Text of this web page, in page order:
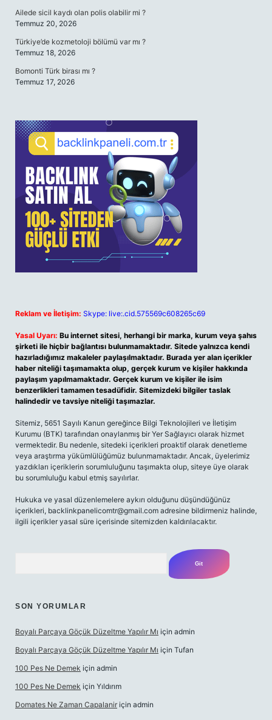
Ailede sicil kaydı olan polis olabilir mi ?
Temmuz 20, 2026
Türkiye’de kozmetoloji bölümü var mı ?
Temmuz 18, 2026
Bomonti Türk birası mı ?
Temmuz 17, 2026
Reklam ve İletişim: Skype: live:.cid.575569c608265c69
Yasal Uyarı: Bu internet sitesi, herhangi bir marka, kurum veya şahıs
şirketi ile hiçbir bağlantısı bulunmamaktadır. Sitede yalnızca kendi
hazırladığımız makaleler paylaşılmaktadır. Burada yer alan içerikler
haber niteliği taşımamakta olup, gerçek kurum ve kişiler hakkında
paylaşım yapılmamaktadır. Gerçek kurum ve kişiler ile isim
benzerlikleri tamamen tesadüfidir. Sitemizdeki bilgiler taslak
halindedir ve tavsiye niteliği taşımazlar.
Sitemiz, 5651 Sayılı Kanun gereğince Bilgi Teknolojileri ve İletişim
Kurumu (BTK) tarafından onaylanmış bir Yer Sağlayıcı olarak hizmet
vermektedir. Bu nedenle, sitedeki içerikleri proaktif olarak denetleme
veya araştırma yükümlülüğümüz bulunmamaktadır. Ancak, üyelerimiz
yazdıkları içeriklerin sorumluluğunu taşımakta olup, siteye üye olarak
bu sorumluluğu kabul etmiş sayılırlar.
Hukuka ve yasal düzenlemelere aykırı olduğunu düşündüğünüz
içerikleri, backlinkpanelicomtr@gmail.com adresine bildirmeniz halinde,
ilgili içerikler yasal süre içerisinde sitemizden kaldırılacaktır.
SON YORUMLAR
Boyalı Parçaya Göçük Düzeltme Yapılır Mı için admin
Boyalı Parçaya Göçük Düzeltme Yapılır Mı için Tufan
100 Pes Ne Demek için admin
100 Pes Ne Demek için Yıldırım
Domates Ne Zaman Capalanir için admin